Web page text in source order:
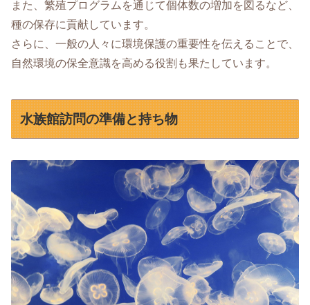
また、繁殖プログラムを通じて個体数の増加を図るなど、
種の保存に貢献しています。
さらに、一般の人々に環境保護の重要性を伝えることで、
自然環境の保全意識を高める役割も果たしています。
水族館訪問の準備と持ち物